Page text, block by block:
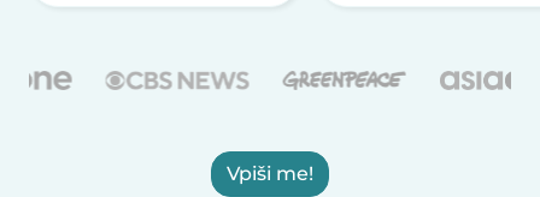
Vpiši me!